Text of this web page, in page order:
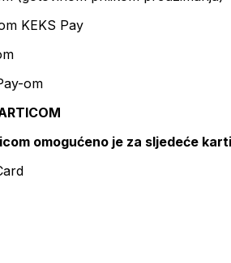
KEKS Pay
om
omogućeno je za sljedeće